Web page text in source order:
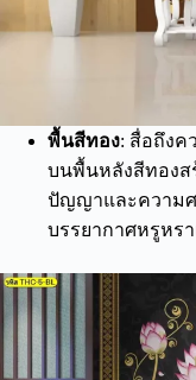
พื้นสีทอง: สื่อถึงค
บนพื้นหลังสีทองส
ปัญญาและความศ
บรรยากาศหรูหร